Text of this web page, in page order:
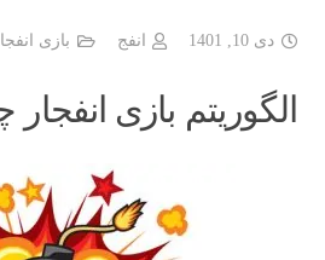
دی 10, 1401 انفج بازی
الگوریتم بازی